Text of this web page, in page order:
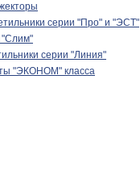
серии "Про" и "ЭСТ"
"Слим"
серии "Линия"
"ЭКОНОМ" класса